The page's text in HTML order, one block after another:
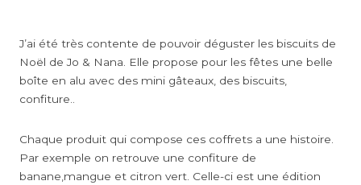
J’ai été très contente de pouvoir déguster les biscuits de
Noël de Jo & Nana. Elle propose pour les fêtes une belle
boîte en alu avec des mini gâteaux, des biscuits,
confiture..
Chaque produit qui compose ces coffrets a une histoire.
Par exemple on retrouve une confiture de
banane,mangue et citron vert. Celle-ci est une édition